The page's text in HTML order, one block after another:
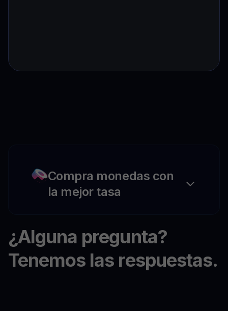
Compra monedas con
la mejor tasa
¿Alguna pregunta?
Tenemos las respuestas.